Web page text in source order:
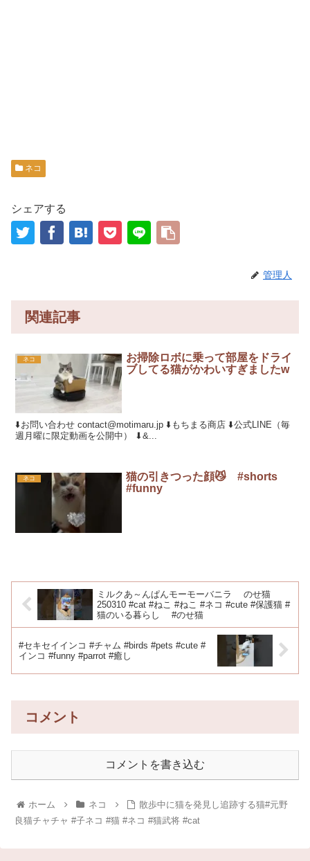
ネコ
シェアする
管理人
関連記事
ネコ
お掃除ロボに乗って部屋をドライ
ブしてる猫がかわいすぎましたw
⬇️お問い合わせ contact@motimaru.jp ⬇️もちまる商店 ⬇️公式LINE（毎
週月曜に限定動画を公開中） ⬇&...
ネコ
猫の引きつった顔😼 #shorts
#funny
ミルクあ～んぱんモーモーバニラ のせ猫
250310 #cat #ねこ #ねこ #ネコ #cute #保護猫 #
猫のいる暮らし #のせ猫
#セキセイインコ #チャム #birds #pets #cute #
インコ #funny #parrot #癒し
コメント
コメントを書き込む
ホーム ネコ
散歩中に猫を発見し追跡する猫#元野
良猫チャチャ #子ネコ #猫 #ネコ #猫武将 #cat